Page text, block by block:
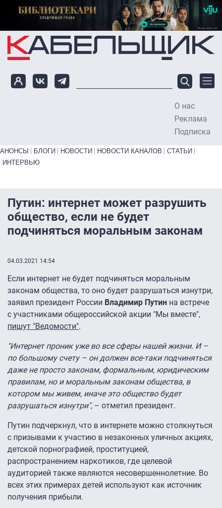
Перейти к основному содержанию
О нас
Реклама
Подписка
Primary links bottom
АНОНСЫ БЛОГИ НОВОСТИ НОВОСТИ КАНАЛОВ
СТАТЬИ
ИНТЕРВЬЮ
Путин: интернет может разрушить
общество, если не будет
подчиняться моральным законам
04.03.2021 14:54
Если интернет не будет подчиняться моральным
законам общества, то оно будет разрушаться изнутри,
заявил президент России Владимир Путин на встрече
с участниками общероссийской акции "Мы вместе",
пишут "Ведомости".
"Интернет проник уже во все сферы нашей жизни. И –
по большому счету – он должен все-таки подчиняться
даже не просто законам, формальным, юридическим
правилам, но и моральным законам общества, в
котором мы живем, иначе это общество будет
разрушаться изнутри", – отметил президент.
Путин подчеркнул, что в интернете можно столкнуться
с призывами к участию в незаконных уличных акциях,
детской порнографией, проституцией,
распространением наркотиков, где целевой
аудиторией также являются несовершеннолетние. Во
всех этих примерах детей используют как источник
получения прибыли.